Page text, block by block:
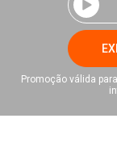
Promoção válida